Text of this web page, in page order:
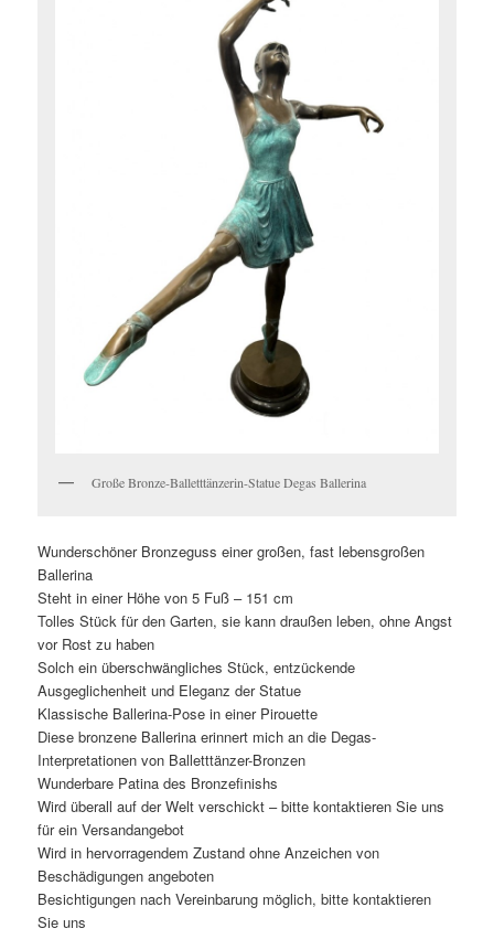
Große Bronze-Balletttänzerin-Statue Degas Ballerina
Wunderschöner Bronzeguss einer großen, fast lebensgroßen
Ballerina
Steht in einer Höhe von 5 Fuß – 151 cm
Tolles Stück für den Garten, sie kann draußen leben, ohne Angst
vor Rost zu haben
Solch ein überschwängliches Stück, entzückende
Ausgeglichenheit und Eleganz der Statue
Klassische Ballerina-Pose in einer Pirouette
Diese bronzene Ballerina erinnert mich an die Degas-
Interpretationen von Balletttänzer-Bronzen
Wunderbare Patina des Bronzefinishs
Wird überall auf der Welt verschickt – bitte kontaktieren Sie uns
für ein Versandangebot
Wird in hervorragendem Zustand ohne Anzeichen von
Beschädigungen angeboten
Besichtigungen nach Vereinbarung möglich, bitte kontaktieren
Sie uns